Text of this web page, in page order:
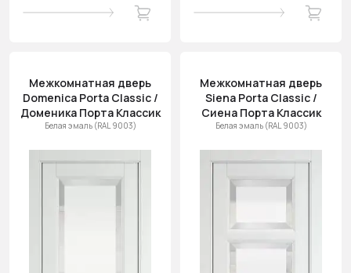
Межкомнатная дверь
Domenica Porta Classic /
Доменика Порта Классик
Белая эмаль (RAL 9003)
Межкомнатная дверь
Siena Porta Classic /
Сиена Порта Классик
Белая эмаль (RAL 9003)